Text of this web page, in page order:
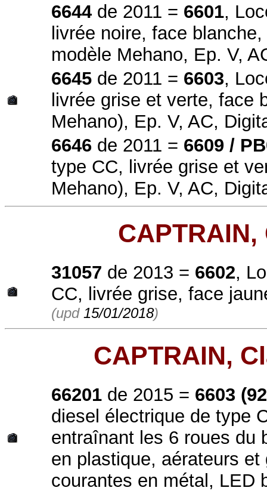
6644 de 2011 = 6601,
livrée noire, face
modèle Mehano, Ep. V,
6645 de 2011 = 6603,
livrée grise et verte, face
Mehano), Ep. V, AC,
6646 de 2011 = 6609 /
type CC, livrée grise et
Mehano), Ep. V, AC,
31057 de 2013 = 6602,
CC, livrée grise, face
(upd 15/01/2018)
CAPTRAIN,
66201 de 2015 = 6603
diesel électrique de type
entraînant les 6 roues du
en plastique, aérateurs
courantes en métal, LED